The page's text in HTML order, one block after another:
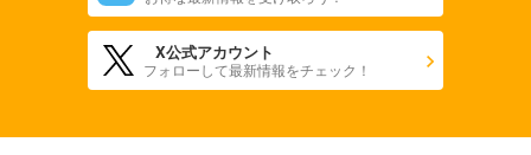
X公式アカウント
フォローして最新情報をチェック！